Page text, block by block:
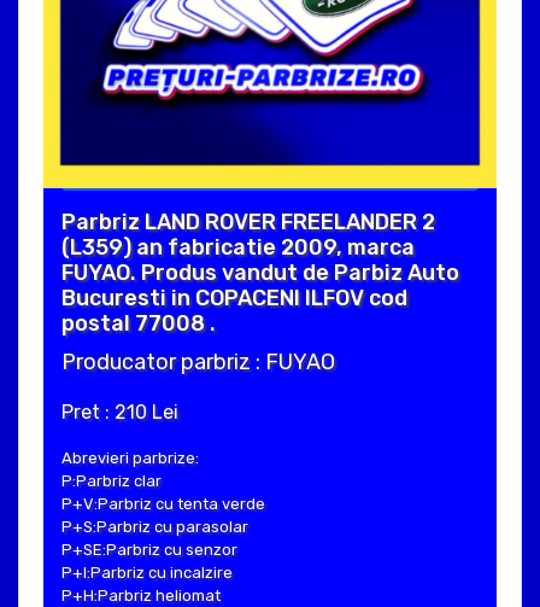
Parbriz LAND ROVER FREELANDER 2
(L359) an fabricatie 2009, marca
FUYAO. Produs vandut de Parbiz Auto
Bucuresti in COPACENI ILFOV cod
postal 77008 .
Producator parbriz : FUYAO
Pret : 210 Lei
Abrevieri parbrize:
P:Parbriz clar
P+V:Parbriz cu tenta verde
P+S:Parbriz cu parasolar
P+SE:Parbriz cu senzor
P+I:Parbriz cu incalzire
P+H:Parbriz heliomat